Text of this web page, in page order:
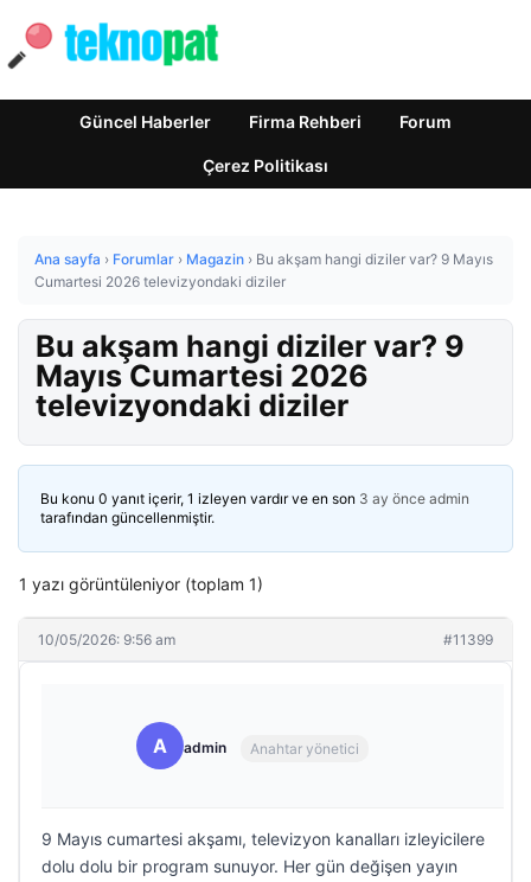
Güncel Haberler Firma Rehberi Forum
Çerez Politikası
Ana sayfa › Forumlar › Magazin › Bu akşam hangi diziler var? 9 Mayıs
Cumartesi 2026 televizyondaki diziler
Bu akşam hangi diziler var? 9
Mayıs Cumartesi 2026
televizyondaki diziler
Bu konu 0 yanıt içerir, 1 izleyen vardır ve en son 3 ay önce admin
tarafından güncellenmiştir.
1 yazı görüntüleniyor (toplam 1)
10/05/2026: 9:56 am #11399
A admin Anahtar yönetici
9 Mayıs cumartesi akşamı, televizyon kanalları izleyicilere
dolu dolu bir program sunuyor. Her gün değişen yayın